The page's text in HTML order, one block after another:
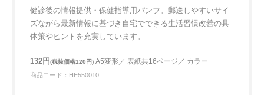
健診後の情報提供・保健指導用パンフ。郵送しやすいサイ
ズながら最新情報に基づき自宅でできる生活習慣改善の具
体策やヒントを充実しています。
132円(税抜価格120円) A5変形／ 表紙共16ページ／ カラー
商品コード：HE550010